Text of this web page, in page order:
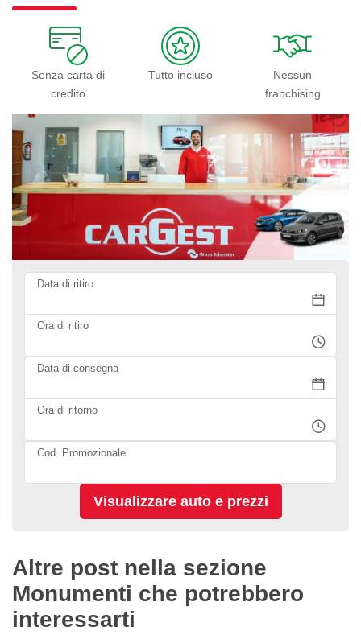
Senza carta di
credito
Tutto incluso
Nessun
franchising
Data di ritiro
Ora di ritiro
Data di consegna
Ora di ritorno
Cod. Promozionale
Altre post nella sezione
Monumenti che potrebbero
interessarti